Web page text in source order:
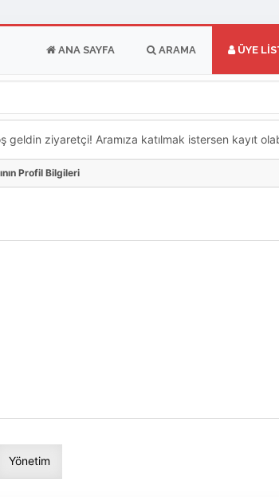
ANA SAYFA ARAMA ÜYE
ziyaretçi! Aramıza katılmak istersen kayıt
Profil Bilgileri
Yönetim